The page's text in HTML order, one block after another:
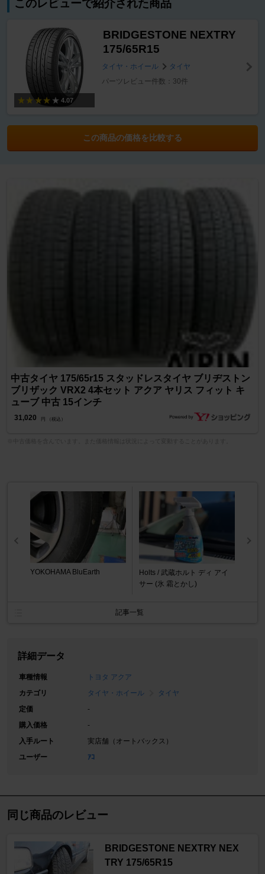
このレビューで紹介された商品
4.07
BRIDGESTONE NEXTRY
175/65R15
タイヤ・ホイール
タイヤ
パーツレビュー件数：30件
この商品の価格を比較する
中古タイヤ 175/65r15 スタッドレスタイヤ ブリヂストン
ブリザック VRX2 4本セット アクア ヤリス フィット キ
ューブ 中古 15インチ
31,020 円 （税込）
YOKOHAMA BluEarth
Holts / 武蔵ホルト ディ アイ
サー (氷 霜とかし)
記事一覧
詳細データ
車種情報
トヨタ アクア
カテゴリ
タイヤ・ホイール
タイヤ
定価
-
購入価格
-
入手ルート
実店舗（オートバックス）
ユーザー
ｱｺ
同じ商品のレビュー
BRIDGESTONE NEXTRY NEX
TRY 175/65R15